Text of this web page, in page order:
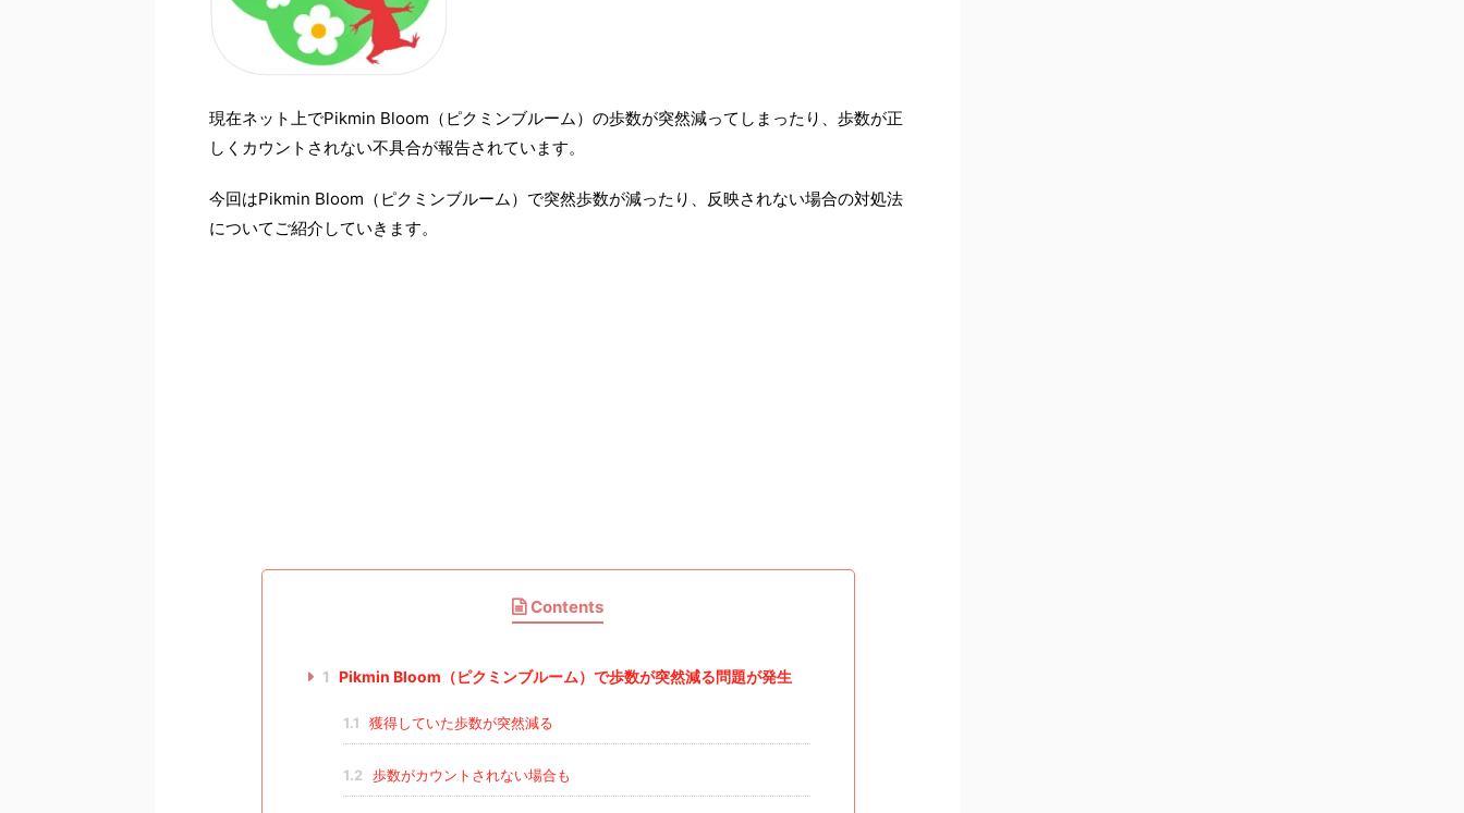
現在ネット上でPikmin Bloom（ピクミンブルーム）の歩数が突然減ってしまったり、歩数が正
しくカウントされない不具合が報告されています。
今回はPikmin Bloom（ピクミンブルーム）で突然歩数が減ったり、反映されない場合の対処法
についてご紹介していきます。
Contents
1 Pikmin Bloom（ピクミンブルーム）で歩数が突然減る問題が発生
1.1 獲得していた歩数が突然減る
1.2 歩数がカウントされない場合も